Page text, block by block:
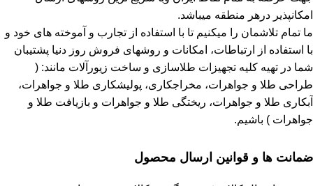
امکانپذیر درهر منطقه میباشد.
ما تمام تلاشمان را میکنیم تا با استفاده از تجارب و آموخته های خود و
با استفاده از ارتباطات، امکانات و روشهای فروش روز دنیا پشتیبان
شما در تهیه کلیه تجهیزات طلاسازی و ساخت زیورآلات مانند: (
طراحی طلا و جواهرات، مخراجکاری، پولیشکاری طلا و جواهرات،
آبکاری طلا و جواهرات، ریختگی طلا و جواهرات و بازیافت طلا و
جواهرات ) باشیم.
ضمانت ها و قوانین ارسال محصول